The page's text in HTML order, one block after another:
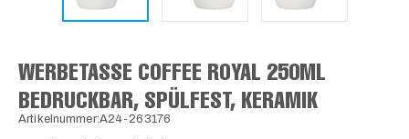
WERBETASSE COFFEE ROYAL 250ML
BEDRUCKBAR, SPÜLFEST, KERAMIK
Artikelnummer:A24-263176